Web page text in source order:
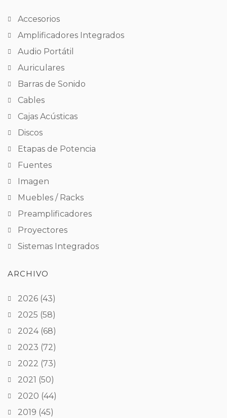
Accesorios
Amplificadores Integrados
Audio Portátil
Auriculares
Barras de Sonido
Cables
Cajas Acústicas
Discos
Etapas de Potencia
Fuentes
Imagen
Muebles / Racks
Preamplificadores
Proyectores
Sistemas Integrados
ARCHIVO
2026 (43)
2025 (58)
2024(68)
2023 (72)
2022 (73)
2021 (50)
2020 (44)
2019 (45)